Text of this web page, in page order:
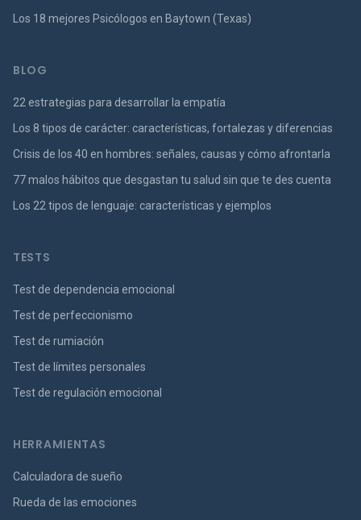
Los 18 mejores Psicólogos en Baytown (Texas)
BLOG
22 estrategias para desarrollar la empatía
Los 8 tipos de carácter: características, fortalezas y diferencias
Crisis de los 40 en hombres: señales, causas y cómo afrontarla
77 malos hábitos que desgastan tu salud sin que te des cuenta
Los 22 tipos de lenguaje: características y ejemplos
TESTS
Test de dependencia emocional
Test de perfeccionismo
Test de rumiación
Test de límites personales
Test de regulación emocional
HERRAMIENTAS
Calculadora de sueño
Rueda de las emociones